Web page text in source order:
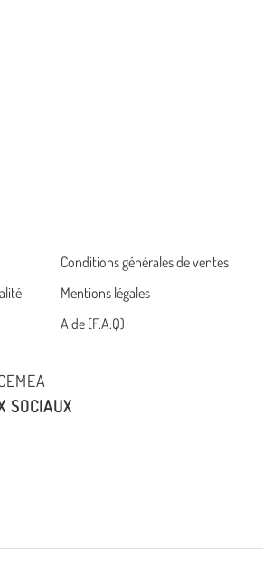
Conditions générales de ventes
Mentions légales
Aide (F.A.Q)
SOCIAUX